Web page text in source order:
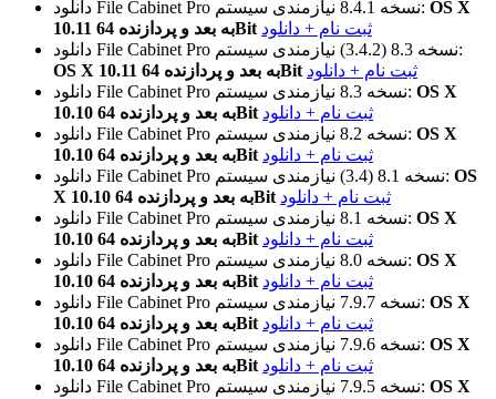
دانلود File Cabinet Pro
نسخه 8.4.1نیازمندی سیستم: OS X
10.11 به بعد و پردازنده 64Bit ثبت نام + دانلود
دانلود File Cabinet Pro
نسخه 8.3 (3.4.2)نیازمندی سیستم:
OS X 10.11 به بعد و پردازنده 64Bit ثبت نام + دانلود
دانلود File Cabinet Pro
نسخه 8.3نیازمندی سیستم: OS X
10.10 به بعد و پردازنده 64Bit ثبت نام + دانلود
دانلود File Cabinet Pro
نسخه 8.2نیازمندی سیستم: OS X
10.10 به بعد و پردازنده 64Bit ثبت نام + دانلود
دانلود File Cabinet Pro
نسخه 8.1 (3.4)نیازمندی سیستم: OS
X 10.10 به بعد و پردازنده 64Bit ثبت نام + دانلود
دانلود File Cabinet Pro
نسخه 8.1نیازمندی سیستم: OS X
10.10 به بعد و پردازنده 64Bit ثبت نام + دانلود
دانلود File Cabinet Pro
نسخه 8.0نیازمندی سیستم: OS X
10.10 به بعد و پردازنده 64Bit ثبت نام + دانلود
دانلود File Cabinet Pro
نسخه 7.9.7نیازمندی سیستم: OS X
10.10 به بعد و پردازنده 64Bit ثبت نام + دانلود
دانلود File Cabinet Pro
نسخه 7.9.6نیازمندی سیستم: OS X
10.10 به بعد و پردازنده 64Bit ثبت نام + دانلود
دانلود File Cabinet Pro
نسخه 7.9.5نیازمندی سیستم: OS X